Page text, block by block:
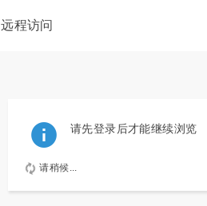
远程访问
请先登录后才能继续浏览
请稍候...